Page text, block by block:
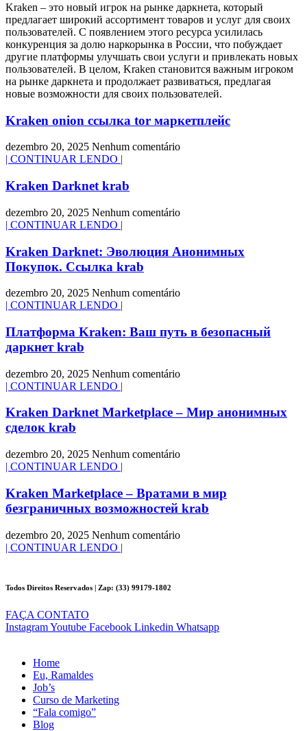
Kraken – это новый игрок на рынке даркнета, который
предлагает широкий ассортимент товаров и услуг для своих
пользователей. С появлением этого ресурса усилилась
конкуренция за долю наркорынка в России, что побуждает
другие платформы улучшать свои услуги и привлекать новых
пользователей. В целом, Kraken становится важным игроком
на рынке даркнета и продолжает развиваться, предлагая
новые возможности для своих пользователей.
Kraken onion ссылка tor маркетплейс
dezembro 20, 2025 Nenhum comentário
| CONTINUAR LENDO |
Kraken Darknet krab
dezembro 20, 2025 Nenhum comentário
| CONTINUAR LENDO |
Kraken Darknet: Эволюция Анонимных
Покупок. Ссылка krab
dezembro 20, 2025 Nenhum comentário
| CONTINUAR LENDO |
Платформа Kraken: Ваш путь в безопасный
даркнет krab
dezembro 20, 2025 Nenhum comentário
| CONTINUAR LENDO |
Kraken Darknet Marketplace – Мир анонимных
сделок krab
dezembro 20, 2025 Nenhum comentário
| CONTINUAR LENDO |
Kraken Marketplace – Вратами в мир
безграничных возможностей krab
dezembro 20, 2025 Nenhum comentário
| CONTINUAR LENDO |
Todos Direitos Reservados | Zap: (33) 99179-1802
FAÇA CONTATO
InstagramYoutube Facebook Linkedin Whatsapp
Home
Eu, Ramaldes
Job’s
Curso de Marketing
“Fala comigo”
Blog